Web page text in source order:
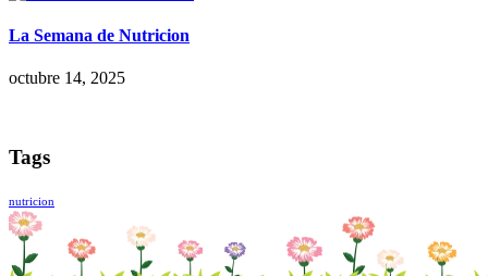
La Semana de Nutricion
octubre 14, 2025
Tags
nutricion